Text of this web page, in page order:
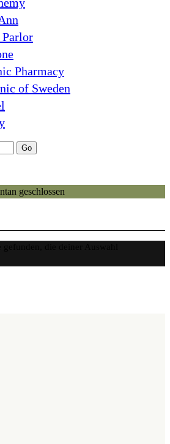
Pharmacy
of Sweden
geschlossen